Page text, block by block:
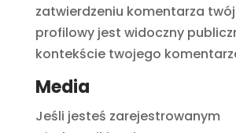
zatwierdzeniu komentarza
profilowy jest widoczny
kontekście twojego
Media
Jeśli jesteś zarejestrowanym